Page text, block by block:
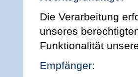
Die Verarbeitung
unseres
Funktionalität
Empfänger: